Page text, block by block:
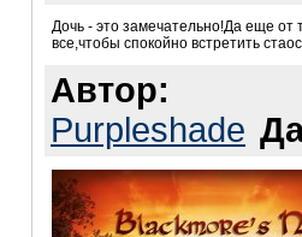
Дочь - это замечательно!Да еще от
все,чтобы спокойно встретить
Автор:
Purpleshade